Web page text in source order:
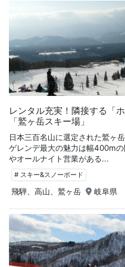
レンタル充実！隣接する「
「鷲ヶ岳スキー場」
日本三百名山に選定された鷲ヶ
ゲレンデ最大の魅力は幅400m
やオールナイト営業がある...
# スキー&スノーボード
飛騨、高山、鷲ヶ岳 岐阜県